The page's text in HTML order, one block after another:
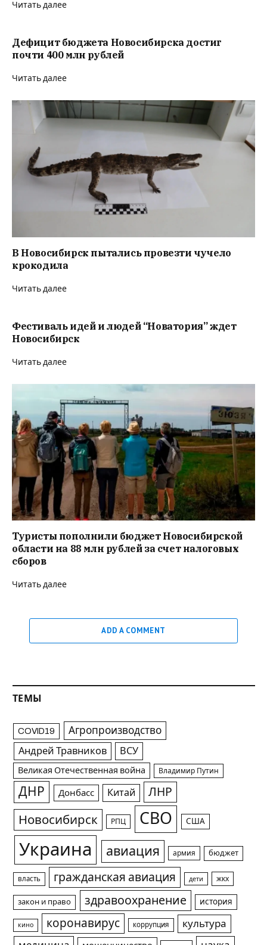
Читать далее
Дефицит бюджета Новосибирска достиг
почти 400 млн рублей
Читать далее
В Новосибирск пытались провезти чучело
крокодила
Читать далее
Фестиваль идей и людей “Новатория” ждет
Новосибирск
Читать далее
Туристы пополнили бюджет Новосибирской
области на 88 млн рублей за счет налоговых
сборов
Читать далее
ADD A COMMENT
ТЕМЫ
COVID19 Агропроизводство
Андрей Травников ВСУ
Великая Отечественная война Владимир Путин
ДНР Донбасс Китай ЛНР
Новосибирск РПЦ СВО США
Украина авиация армия бюджет
власть гражданская авиация дети жкх
закон и право здравоохранение история
кино коронавирус коррупция
культура